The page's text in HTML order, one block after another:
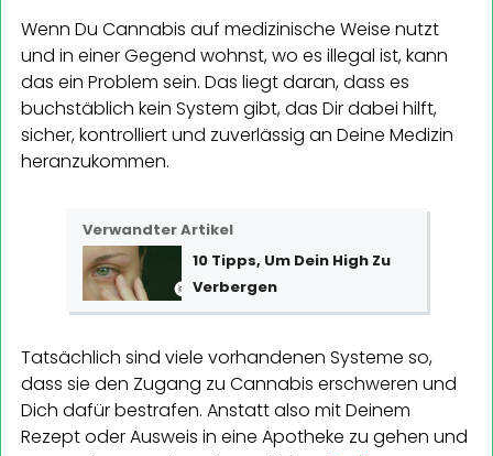
Wenn Du Cannabis auf medizinische Weise nutzt
und in einer Gegend wohnst, wo es illegal ist, kann
das ein Problem sein. Das liegt daran, dass es
buchstäblich kein System gibt, das Dir dabei hilft,
sicher, kontrolliert und zuverlässig an Deine Medizin
heranzukommen.
Verwandter Artikel
10 Tipps, Um Dein High Zu
Verbergen
Tatsächlich sind viele vorhandenen Systeme so,
dass sie den Zugang zu Cannabis erschweren und
Dich dafür bestrafen. Anstatt also mit Deinem
Rezept oder Ausweis in eine Apotheke zu gehen und